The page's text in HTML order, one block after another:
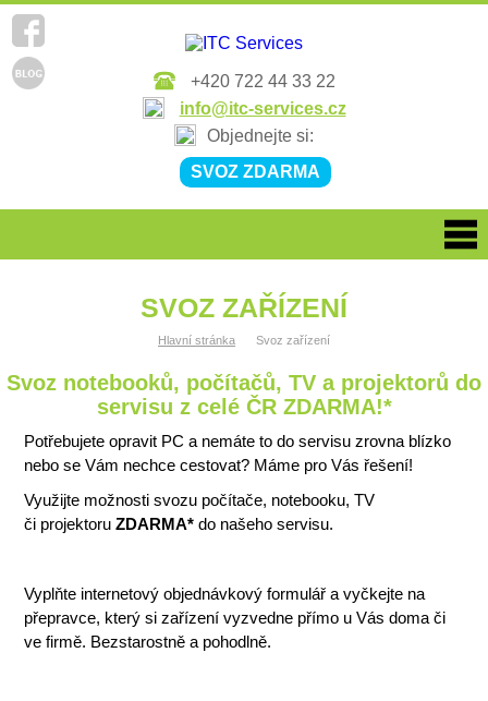
+420 722 44 33 22
info@itc-services.cz
Objednejte si:
SVOZ ZDARMA
SVOZ ZAŘÍZENÍ
Hlavní stránka Svoz zařízení
Svoz notebooků, počítačů, TV a projektorů do
servisu z celé ČR ZDARMA!*
Potřebujete opravit PC a nemáte to do servisu zrovna blízko
nebo se Vám nechce cestovat? Máme pro Vás řešení!
Využijte možnosti svozu počítače, notebooku, TV
či projektoruZDARMA* do našeho servisu.
Vyplňte internetový objednávkový formulář a vyčkejte na
přepravce, který si zařízení vyzvedne přímo u Vás doma či
ve firmě. Bezstarostně a pohodlně.